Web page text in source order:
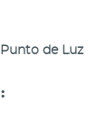
Punto de Luz